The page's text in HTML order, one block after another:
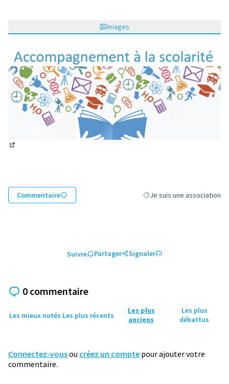
Images
Commentaire Filtrer les résultats de la
Je suis une association
Suivre Partager Signaler
0 commentaire
Les mieux notés Les plus récents
Les plus
anciens
Les plus
débattus
Connectez-vousou créez un compte pour ajouter votre
commentaire.